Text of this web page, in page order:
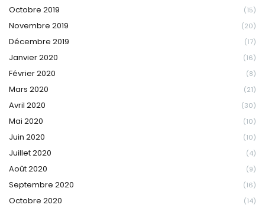
Octobre 2019 (15)
Novembre 2019 (20)
Décembre 2019 (17)
Janvier 2020 (16)
Février 2020 (8)
Mars 2020 (21)
Avril 2020 (30)
Mai 2020 (10)
Juin 2020 (10)
Juillet 2020 (4)
Août 2020 (9)
Septembre 2020 (16)
Octobre 2020 (14)